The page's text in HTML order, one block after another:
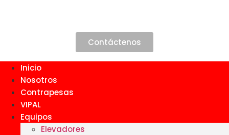
Contáctenos
Inicio
Nosotros
Contrapesas
VIPAL
Equipos
Elevadores